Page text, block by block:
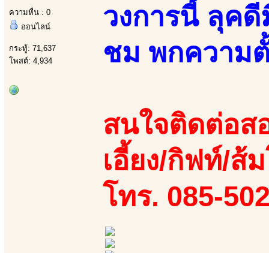
ความหื่น : 0
ออนไลน์
กระทู้: 71,637
โพสต์: 4,934
วงการนี้ ลุค
ชม พกความ
สนใจติดต่อส
เอี้ยง/กิฟท์/ส้
โทร. 085-